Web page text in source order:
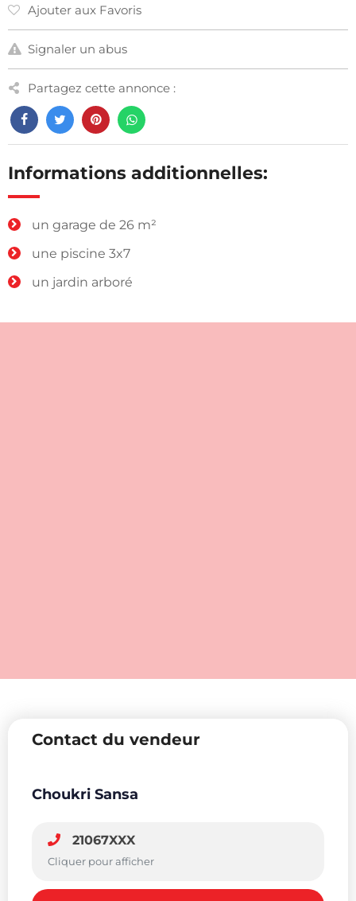
Ajouter aux Favoris
Signaler un abus
Partagez cette annonce :
Informations additionnelles:
un garage de 26 m²
une piscine 3x7
un jardin arboré
Contact du vendeur
Choukri Sansa
21067XXX
Cliquer pour afficher